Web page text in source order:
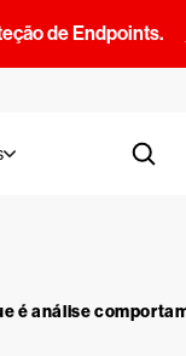
de Endpoints.
é análise